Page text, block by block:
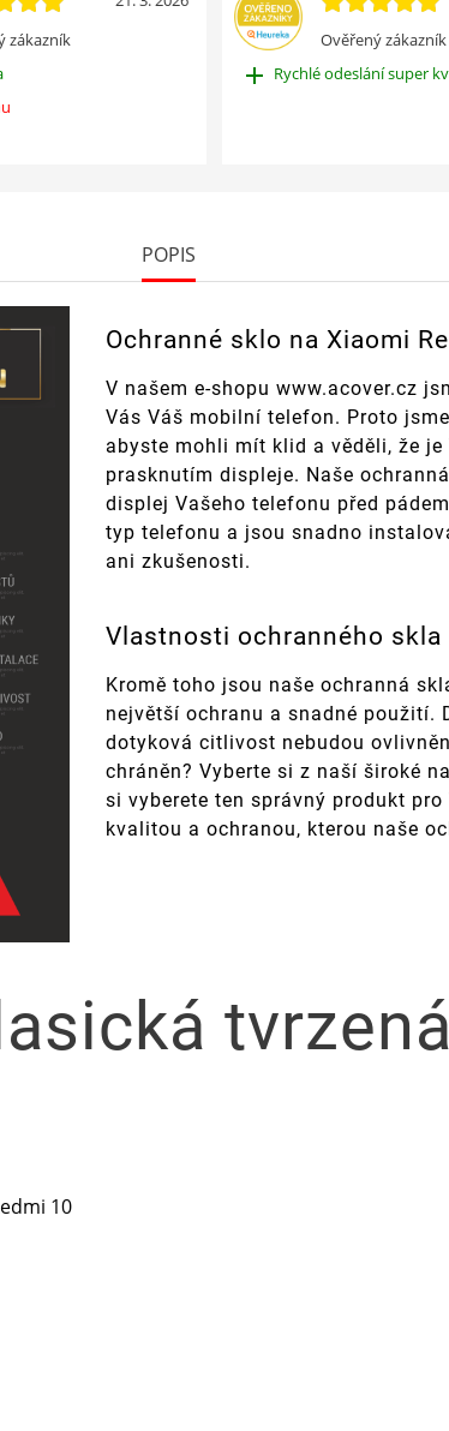
POPIS
Ochranné sklo na Xiaomi
V našem e-shopu www.acover.cz
Vás Váš mobilní telefon. Proto
abyste mohli mít klid a věděli, že
prasknutím displeje. Naše
displej Vašeho telefonu před
typ telefonu a jsou snadno
ani zkušenosti.
Vlastnosti ochranného skla
Kromě toho jsou naše ochranná
největší ochranu a snadné použití.
dotyková citlivost nebudou
chráněn? Vyberte si z naší široké
si vyberete ten správný produkt
kvalitou a ochranou, kterou naše
10
zákazník Ověřený zákazník
add Rychlé odeslání super